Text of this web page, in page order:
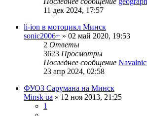
11 дек 2024, 17:57
li-ion в мотоцикл Минск
sonic2006+ » 02 май 2020, 19:53
2 Ответы
3623 Просмотры
Последнее сообщение
23 апр 2024, 02:58
ФУОЗ Сарумана на Минск
Minsk ua » 12 ноя 2013, 21:25
1